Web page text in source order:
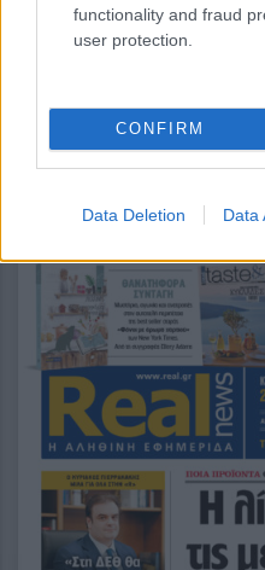
functionality and fraud
user protection.
CONFIRM
Data Deletion Data
, 1 Αυγούστου 2026